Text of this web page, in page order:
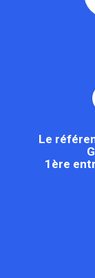
Le
1ère